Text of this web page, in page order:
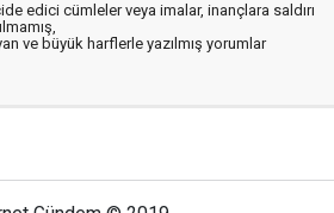
edici cümleler veya imalar, inançlara saldırı
ve büyük harflerle yazılmış yorumlar